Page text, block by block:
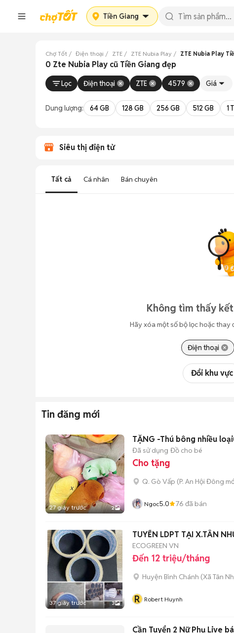
Tiền Giang
Chợ Tốt Điện thoại ZTE ZTE Nubia Play ZTE Nubia Play
0 Zte Nubia Play cũ Tiền Giang đẹp
Lọc Điện thoại ZTE 4579 Giá
Dung lượng: 64 GB 128 GB 256 GB 512 GB 1
Siêu thị điện tử
Tất cả Cá nhân Bán chuyên
Không tìm thấy
Hãy xóa một số bộ lọc hoặc thay
Điện thoại
Đổi khu vực
Tin đăng mới
27 giây trước 2
TẶNG -Thú bông nhiều
Đã sử dụng Đồ cho bé
Cho tặng
Q. Gò Vấp (P. An Hội Đông
Ngoc5.0 76 đã bán
37 giây trước 3
TUYỂN LDPT TẠI X.TÂN
ECOGREEN VN
Đến 12 triệu/tháng
Huyện Bình Chánh (Xã Tân
R Robert Huynh
Cần Tuyển 2 Nữ